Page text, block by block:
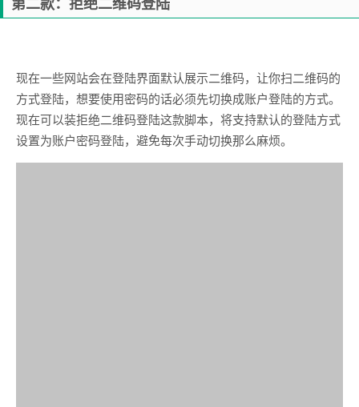
现在一些网站会在登陆界面默认展示二维码，让你扫二维码的
方式登陆，想要使用密码的话必须先切换成账户登陆的方式。
现在可以装拒绝二维码登陆这款脚本，将支持默认的登陆方式
设置为账户密码登陆，避免每次手动切换那么麻烦。